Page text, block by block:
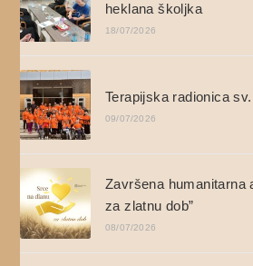
heklana školjka
18/07/2026
Terapijska radionica
09/07/2026
Završena humanitarna
za zlatnu dob”
08/07/2026